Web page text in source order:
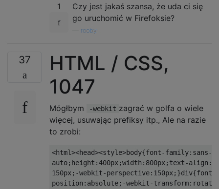
1
Czy jest jakaś szansa, że ​​uda ci się
go uruchomić w Firefoksie?
rooby
37
HTML / CSS,
1047
Mógłbym -webkit zagrać w golfa o wiele
więcej, usuwając prefiksy itp., Ale na razie
to zrobi:
<html><head><style>body{font-family:sans-
auto;height:400px;width:800px;text-
150px;-webkit-
position:absolute;-webkit-